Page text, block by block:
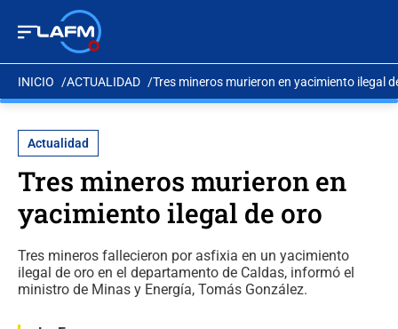
INICIO ACTUALIDAD Tres mineros murieron en yacimiento ilegal
Actualidad
Tres mineros murieron en
yacimiento ilegal de oro
Tres mineros fallecieron por asfixia en un yacimiento
ilegal de oro en el departamento de Caldas, informó el
ministro de Minas y Energía, Tomás González.